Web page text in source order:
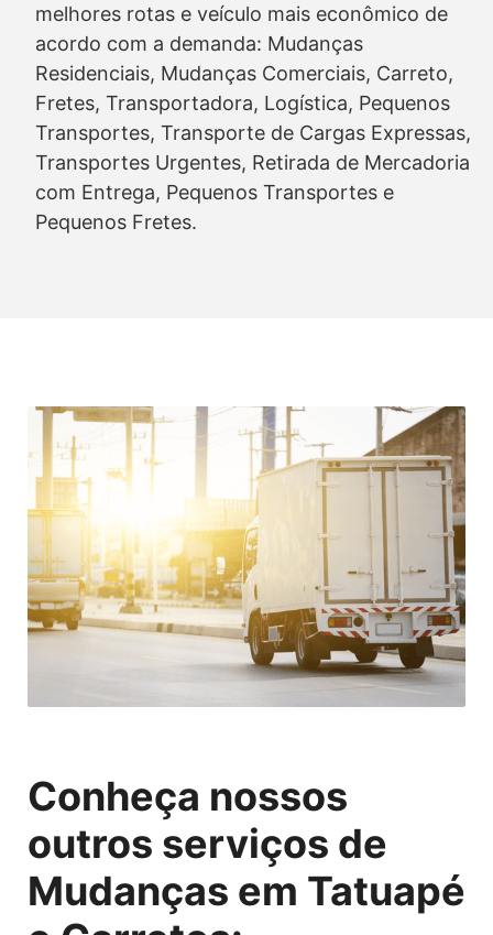
melhores rotas e veículo mais econômico de
acordo com a demanda: Mudanças
Residenciais, Mudanças Comerciais, Carreto,
Fretes, Transportadora, Logística, Pequenos
Transportes, Transporte de Cargas Expressas,
Transportes Urgentes, Retirada de Mercadoria
com Entrega, Pequenos Transportes e
Pequenos Fretes.
Conheça nossos
outros serviços de
Mudanças em Tatuapé